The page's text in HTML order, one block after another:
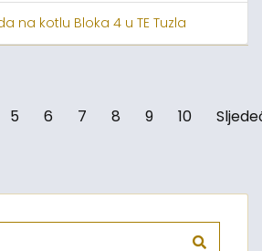
na kotlu Bloka 4 u TE Tuzla
5 6 7 8 9 10